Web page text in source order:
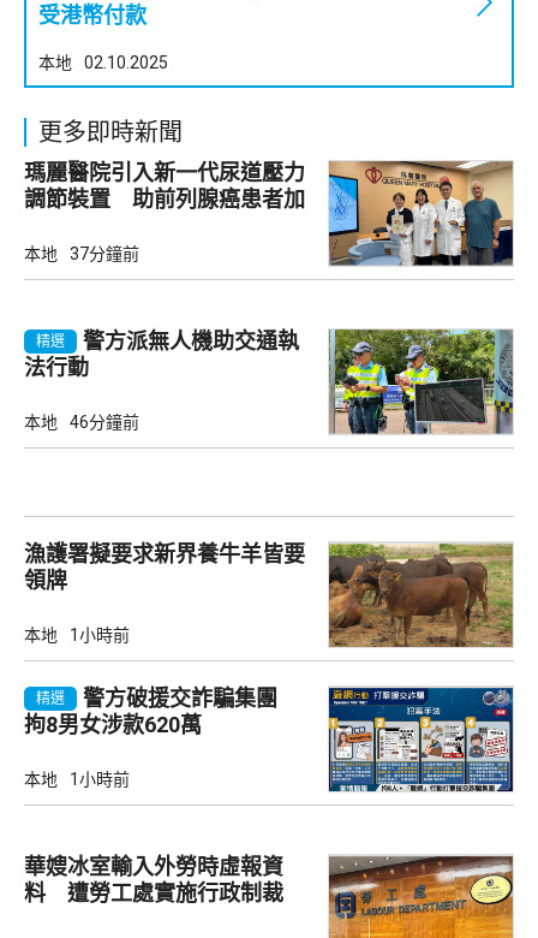
受港幣付款
本地 02.10.2025
更多即時新聞
瑪麗醫院引入新一代尿道壓力
調節裝置 助前列腺癌患者加
本地 37分鐘前
精選
警方派無人機助交通執
法行動
本地 46分鐘前
漁護署擬要求新界養牛羊皆要
領牌
本地 1小時前
精選
警方破援交詐騙集團
拘8男女涉款620萬
本地 1小時前
華嫂冰室輸入外勞時虛報資
料 遭勞工處實施行政制裁